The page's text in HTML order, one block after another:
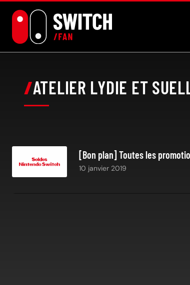
ATELIER LYDIE ET
[Bon plan] Toutes les
10 janvier 2019